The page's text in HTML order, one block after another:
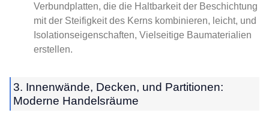
Verbundplatten, die die Haltbarkeit der Beschichtung
mit der Steifigkeit des Kerns kombinieren, leicht, und
Isolationseigenschaften, Vielseitige Baumaterialien
erstellen.
3. Innenwände, Decken, und Partitionen:
Moderne Handelsräume